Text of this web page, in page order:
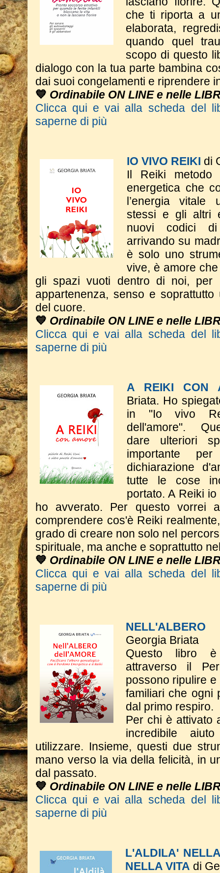
che ti riporta a
elaborata,
quando quel
scopo di questo
dialogo con la tua parte bambina
dai suoi congelamenti e riprendere
💙 Ordinabile ON LINE e nelle
Clicca qui e vai alla scheda del
saperne di più
IO VIVO REIKI di
Il Reiki
energetica che
l’energia vitale
stessi e gli altri
nuovi codici
arrivando su
è solo uno
vive, è amore
gli spazi vuoti dentro di noi, per
appartenenza, senso e
del cuore.
💙 Ordinabile ON LINE e nelle
Clicca qui e vai alla scheda del
saperne di più
A REIKI CON
Briata. Ho
in "Io vivo
dell'amore".
dare ulteriori
importante
dichiarazione
tutte le cose
portato. A Reiki
ho avverato. ​Per questo vorrei
comprendere cos'è Reiki
grado di creare non solo nel
spirituale, ma anche e soprattutto
💙 Ordinabile ON LINE e nelle
Clicca qui e vai alla scheda del
saperne di più
NELL'ALBERO
Georgia Briata
Questo libro
attraverso il
possono ripulire
familiari che ogni
dal primo respiro.
Per chi è attivato
incredibile
utilizzare. Insieme, questi due
mano verso la via della felicità, in
dal passato.
💙 Ordinabile ON LINE e nelle
Clicca qui e vai alla scheda del
saperne di più
L'ALDILA'
NELLA VITA di